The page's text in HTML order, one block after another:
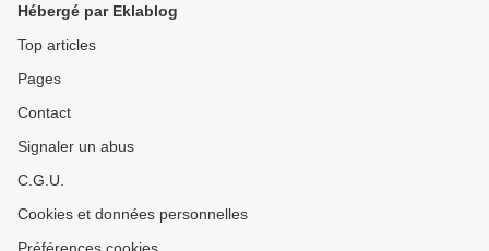
Hébergé par Eklablog
Top articles
Pages
Contact
Signaler un abus
C.G.U.
Cookies et données personnelles